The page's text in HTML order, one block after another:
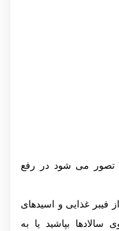
تصور می شود در رفع
فیبر غذایی و اسیدهای
روی سالادها بپاشید یا به